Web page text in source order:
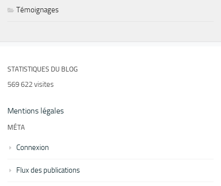
Témoignages
STATISTIQUES DU BLOG
569 622 visites
Mentions légales
MÉTA
Connexion
Flux des publications